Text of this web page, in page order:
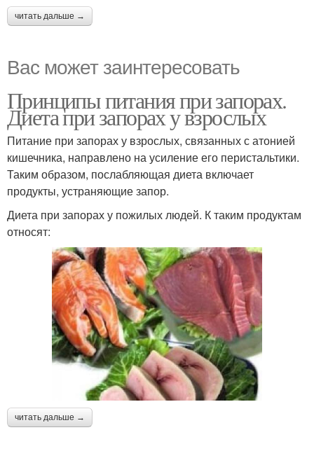
читать дальше →
Вас может заинтересовать
Принципы питания при запорах.
Диета при запорах у взрослых
Питание при запорах у взрослых, связанных с атонией
кишечника, направлено на усиление его перистальтики.
Таким образом, послабляющая диета включает
продукты, устраняющие запор.
Диета при запорах у пожилых людей. К таким продуктам
относят:
читать дальше →